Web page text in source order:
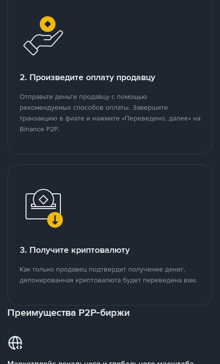
2. Произведите оплату продавцу
Отправьте деньги продавцу с помощью
рекомендуемых способов оплаты. Завершите
транзакцию в фиате и нажмите «Переведено, далее» на
Binance P2P.
3. Получите криптовалюту
Как только продавец подтвердит получение денег,
депонированная криптовалюта будет переведена вам.
Преимущества P2P-биржи